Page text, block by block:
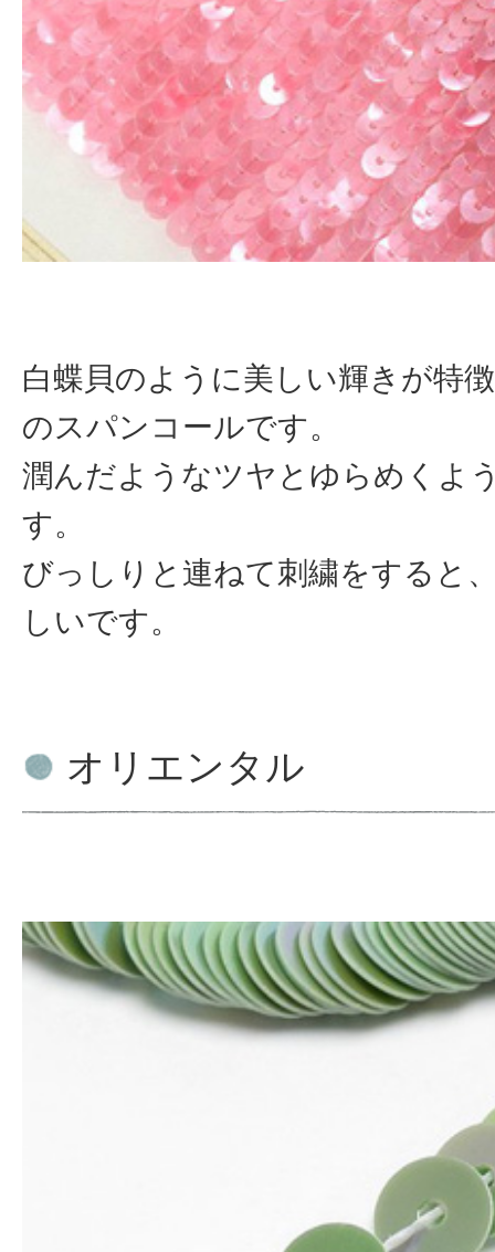
白蝶貝のように美しい輝きが特
のスパンコールです。
潤んだようなツヤとゆらめくよ
す。
びっしりと連ねて刺繍をすると
しいです。
オリエンタル